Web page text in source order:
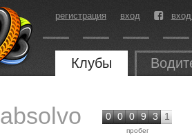
регистрация вход
Клубы
absolvo 0 0 0 9 3 1
пробег